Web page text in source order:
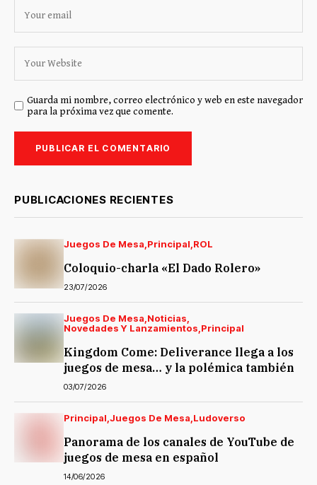
Guarda mi nombre, correo electrónico y web en este navegador
para la próxima vez que comente.
PUBLICACIONES RECIENTES
Juegos De Mesa Principal ROL
Coloquio-charla «El Dado Rolero»
23/07/2026
Juegos De Mesa Noticias
Novedades Y Lanzamientos Principal
Kingdom Come: Deliverance llega a los
juegos de mesa… y la polémica también
03/07/2026
Principal Juegos De Mesa Ludoverso
Panorama de los canales de YouTube de
juegos de mesa en español
14/06/2026